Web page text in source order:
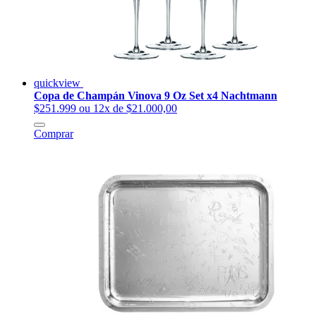
quickview
Copa de Champán Vinova 9 Oz Set x4 Nachtmann
$251.999 ou 12x de $21.000,00
Comprar